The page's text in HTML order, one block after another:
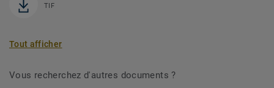
TIF
Tout afficher
Vous recherchez d'autres documents ?